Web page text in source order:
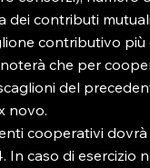
contributi
contributivo più
che per
del
novo.
cooperativi
caso di esercizio